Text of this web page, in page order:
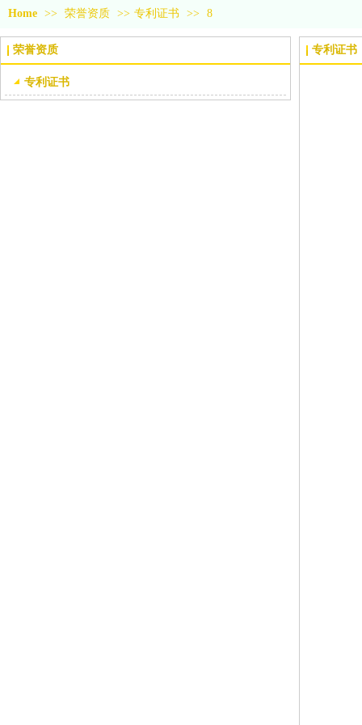
Home >> 荣誉资质 >> 专利证书 >> 8
荣誉资质
专利证书
专利证书